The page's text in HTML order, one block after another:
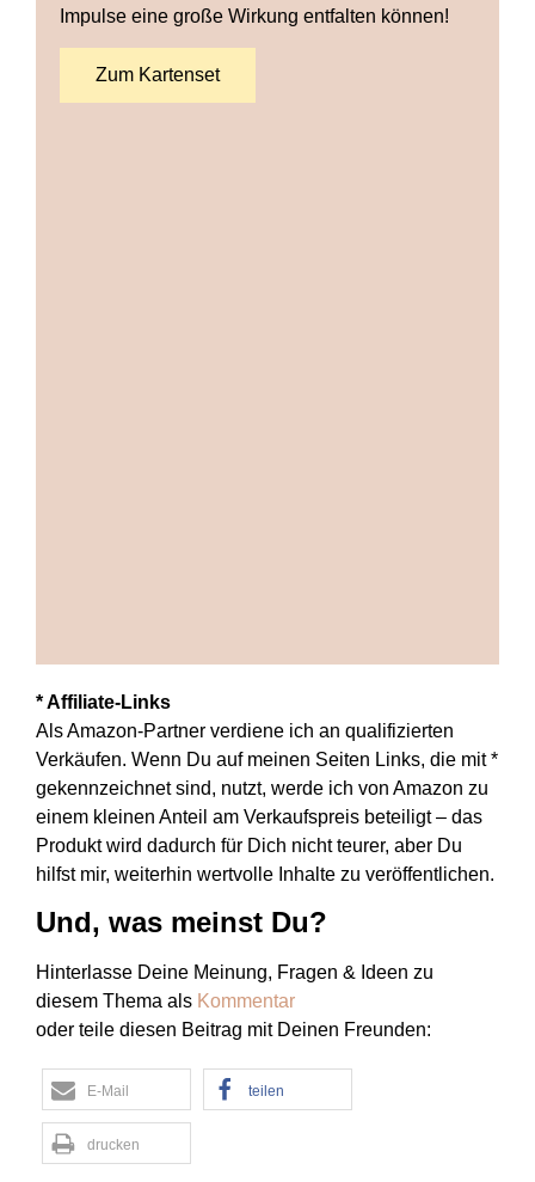
Impulse eine große Wirkung entfalten können!
Zum Kartenset
* Affiliate-Links
Als Amazon-Partner verdiene ich an qualifizierten
Verkäufen. Wenn Du auf meinen Seiten Links, die mit *
gekennzeichnet sind, nutzt, werde ich von Amazon zu
einem kleinen Anteil am Verkaufspreis beteiligt – das
Produkt wird dadurch für Dich nicht teurer, aber Du
hilfst mir, weiterhin wertvolle Inhalte zu veröffentlichen.
Und, was meinst Du?
Hinterlasse Deine Meinung, Fragen & Ideen zu
diesem Thema als Kommentar
oder teile diesen Beitrag mit Deinen Freunden:
E-Mail teilen
drucken